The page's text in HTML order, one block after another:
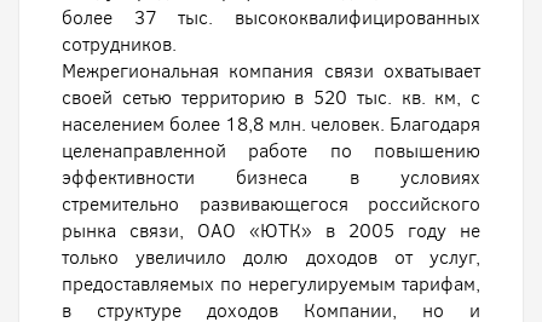
более 37 тыс. высококвалифицированных
сотрудников.
Межрегиональная компания связи охватывает
своей сетью территорию в 520 тыс. кв. км, с
населением более 18,8 млн. человек. Благодаря
целенаправленной работе по повышению
эффективности бизнеса в условиях
стремительно развивающегося российского
рынка связи, ОАО «ЮТК» в 2005 году не
только увеличило долю доходов от услуг,
предоставляемых по нерегулируемым тарифам,
в структуре доходов Компании, но и